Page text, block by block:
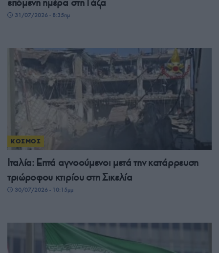
31/07/2026 - 8:35πμ
ΚΟΣΜΟΣ
Ιταλία: Επτά αγνοούμενοι μετά την κατάρρευση
τριώροφου κτιρίου στη Σικελία
30/07/2026 - 10:15μμ